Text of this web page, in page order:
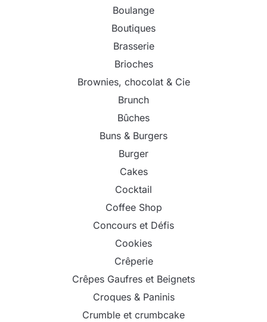
Boulange
Boutiques
Brasserie
Brioches
Brownies, chocolat & Cie
Brunch
Bûches
Buns & Burgers
Burger
Cakes
Cocktail
Coffee Shop
Concours et Défis
Cookies
Crêperie
Crêpes Gaufres et Beignets
Croques & Paninis
Crumble et crumbcake